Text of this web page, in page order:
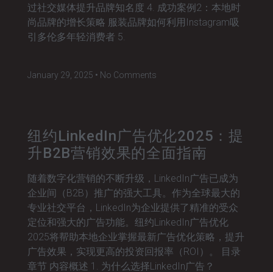
过社交媒体提升品牌知名度 4. 成功案例2：本地时
尚品牌的增长策略 服装品牌如何利用Instagram吸
引多伦多年轻消费者 5.
January 29, 2025 No Comments
纽约LinkedIn广告优化2025：提
升B2B营销效果的全面指南
随着数字化营销的不断升级，LinkedIn广告已成为
企业间（B2B）推广的强大工具。作为全球最大的
专业社交平台，LinkedIn为企业提供了精准的受众
定位和强大的广告功能。纽约LinkedIn广告优化
2025将帮助本地企业掌握最新广告优化策略，提升
广告效果，实现更高的投资回报率（ROI）。 目录
章节 内容概述 1. 为什么选择LinkedIn广告？